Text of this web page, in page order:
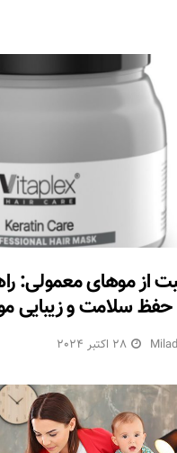
از موهای معمولی:
حفظ سلامت و زیبایی
Milad 28 اکتبر 2024